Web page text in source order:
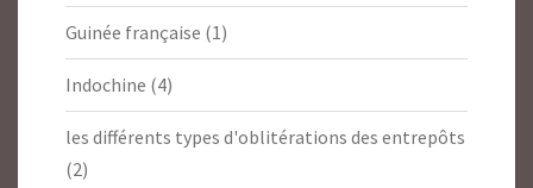
Guinée française (1)
Indochine (4)
les différents types d'oblitérations des entrepôts
(2)